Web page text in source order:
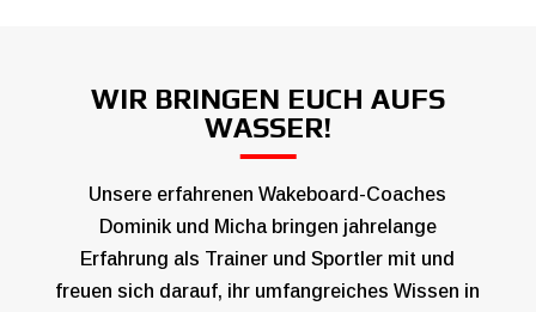
WIR BRINGEN EUCH AUFS
WASSER!
Unsere erfahrenen Wakeboard-Coaches
Dominik und Micha bringen jahrelange
Erfahrung als Trainer und Sportler mit und
freuen sich darauf, ihr umfangreiches Wissen in